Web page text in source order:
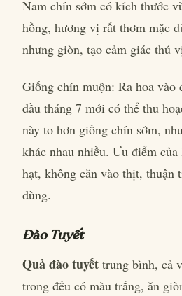
Nam chín sớm có kích thước
hồng, hương vị rất thơm mặc
nhưng giòn, tạo cảm giác thú
Giống chín muộn: Ra hoa vào
đầu tháng 7 mới có thể thu
này to hơn giống chín sớm,
khác nhau nhiều. Ưu điểm
hạt, không căn vào thịt, thuận
dùng.
Đào Tuyết
Quả đào tuyết trung bình, cả
trong đều có màu trắng, ăn